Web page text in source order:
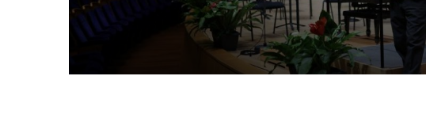
мне удалось увеличить
число поклонников
классической музыки в